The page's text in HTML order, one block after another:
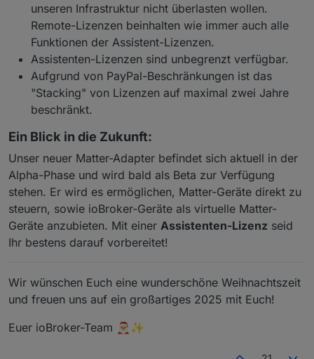
unseren Infrastruktur nicht überlasten wollen.
Remote-Lizenzen beinhalten wie immer auch alle
Funktionen der Assistent-Lizenzen.
Assistenten-Lizenzen sind unbegrenzt verfügbar.
Aufgrund von PayPal-Beschränkungen ist das
"Stacking" von Lizenzen auf maximal zwei Jahre
beschränkt.
Ein Blick in die Zukunft:
Unser neuer Matter-Adapter befindet sich aktuell in der
Alpha-Phase und wird bald als Beta zur Verfügung
stehen. Er wird es ermöglichen, Matter-Geräte direkt zu
steuern, sowie ioBroker-Geräte als virtuelle Matter-
Geräte anzubieten. Mit einer Assistenten-Lizenz seid
Ihr bestens darauf vorbereitet!
Wir wünschen Euch eine wunderschöne Weihnachtszeit
und freuen uns auf ein großartiges 2025 mit Euch!
Euer ioBroker-Team 🎅✨